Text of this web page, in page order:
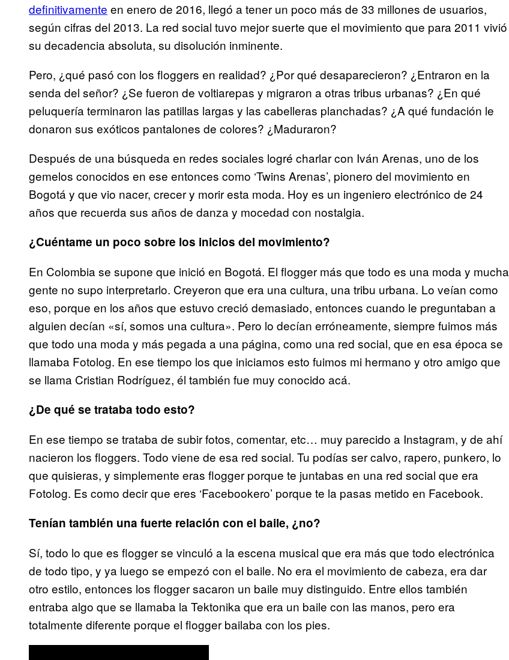
definitivamente en enero de 2016, llegó a tener un poco más de 33 millones de usuarios,
según cifras del 2013. La red social tuvo mejor suerte que el movimiento que para 2011 vivió
su decadencia absoluta, su disolución inminente.
Pero, ¿qué pasó con los floggers en realidad? ¿Por qué desaparecieron? ¿Entraron en la
senda del señor? ¿Se fueron de voltiarepas y migraron a otras tribus urbanas? ¿En qué
peluquería terminaron las patillas largas y las cabelleras planchadas? ¿A qué fundación le
donaron sus exóticos pantalones de colores? ¿Maduraron?
Después de una búsqueda en redes sociales logré charlar con Iván Arenas, uno de los
gemelos conocidos en ese entonces como ‘Twins Arenas’, pionero del movimiento en
Bogotá y que vio nacer, crecer y morir esta moda. Hoy es un ingeniero electrónico de 24
años que recuerda sus años de danza y mocedad con nostalgia.
¿Cuéntame un poco sobre los inicios del movimiento?
En Colombia se supone que inició en Bogotá. El flogger más que todo es una moda y mucha
gente no supo interpretarlo. Creyeron que era una cultura, una tribu urbana. Lo veían como
eso, porque en los años que estuvo creció demasiado, entonces cuando le preguntaban a
alguien decían «sí, somos una cultura». Pero lo decían erróneamente, siempre fuimos más
que todo una moda y más pegada a una página, como una red social, que en esa época se
llamaba Fotolog. En ese tiempo los que iniciamos esto fuimos mi hermano y otro amigo que
se llama Cristian Rodríguez, él también fue muy conocido acá.
¿De qué se trataba todo esto?
En ese tiempo se trataba de subir fotos, comentar, etc… muy parecido a Instagram, y de ahí
nacieron los floggers. Todo viene de esa red social. Tu podías ser calvo, rapero, punkero, lo
que quisieras, y simplemente eras flogger porque te juntabas en una red social que era
Fotolog. Es como decir que eres ‘Facebookero’ porque te la pasas metido en Facebook.
Tenían también una fuerte relación con el baile, ¿no?
Sí, todo lo que es flogger se vinculó a la escena musical que era más que todo electrónica
de todo tipo, y ya luego se empezó con el baile. No era el movimiento de cabeza, era dar
otro estilo, entonces los flogger sacaron un baile muy distinguido. Entre ellos también
entraba algo que se llamaba la Tektonika que era un baile con las manos, pero era
totalmente diferente porque el flogger bailaba con los pies.